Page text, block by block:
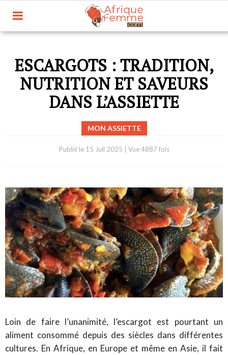
ESCARGOTS : TRADITION,
NUTRITION ET SAVEURS
DANS L’ASSIETTE
MON ASSIETTE
Publié le 15 Juil 2025 Vue 4887 fois
Loin de faire l’unanimité, l’escargot est pourtant un
aliment consommé depuis des siècles dans différentes
cultures. En Afrique, en Europe et même en Asie, il fait